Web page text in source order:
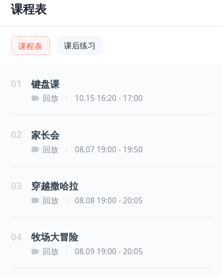
课程表
课程表 课后练习
01 键盘课
回放 10.15 16:20 - 17:00
02 家长会
回放 08.07 19:00 - 19:50
03 穿越撒哈拉
回放 08.08 19:00 - 20:05
04 牧场大冒险
回放 08.09 19:00 - 20:05